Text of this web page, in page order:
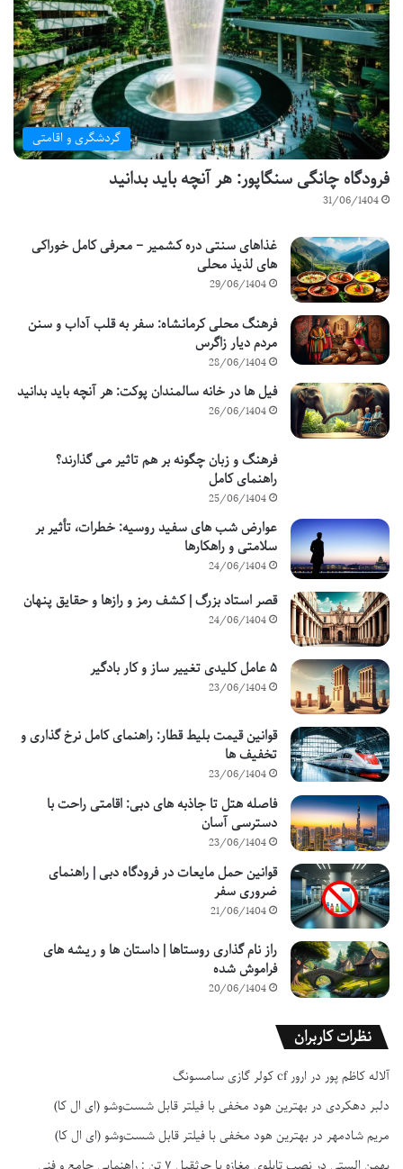
گردشگری و اقامتی
فرودگاه چانگی سنگاپور: هر آنچه باید بدانید
31/06/1404
غذاهای سنتی دره کشمیر – معرفی کامل خوراکی
های لذیذ محلی
29/06/1404
فرهنگ محلی کرمانشاه: سفر به قلب آداب و سنن
مردم دیار زاگرس
28/06/1404
فیل ها در خانه سالمندان پوکت: هر آنچه باید بدانید
26/06/1404
فرهنگ و زبان چگونه بر هم تاثیر می گذارند؟
راهنمای کامل
25/06/1404
عوارض شب های سفید روسیه: خطرات، تأثیر بر
سلامتی و راهکارها
24/06/1404
قصر استاد بزرگ | کشف رمز و رازها و حقایق پنهان
24/06/1404
۵ عامل کلیدی تغییر ساز و کار بادگیر
23/06/1404
قوانین قیمت بلیط قطار: راهنمای کامل نرخ گذاری و
تخفیف ها
23/06/1404
فاصله هتل تا جاذبه های دبی: اقامتی راحت با
دسترسی آسان
23/06/1404
قوانین حمل مایعات در فرودگاه دبی | راهنمای
ضروری سفر
21/06/1404
راز نام گذاری روستاها | داستان ها و ریشه های
فراموش شده
20/06/1404
نظرات کاربران
آلاله کاظم پور در ارور cf کولر گازی سامسونگ
دلبر دهکردی دربهترین هود مخفی با فیلتر قابل شست‌وشو (ای ال کا)
مریم شادمهر دربهترین هود مخفی با فیلتر قابل شست‌وشو (ای ال کا)